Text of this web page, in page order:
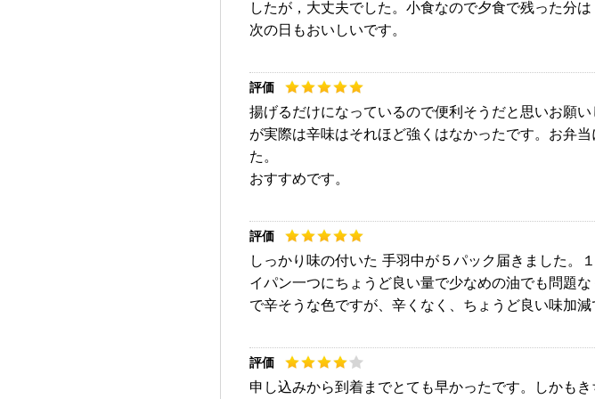
したが，大丈夫でした。小食なので夕食で残った分
次の日もおいしいです。
揚げるだけになっているので便利そうだと思いお願
が実際は辛味はそれほど強くはなかったです。お弁
た。
おすすめです。
しっかり味の付いた 手羽中が５パック届きました。
イパン一つにちょうど良い量で少なめの油でも問題
で辛そうな色ですが、辛くなく、ちょうど良い味加
申し込みから到着までとても早かったです。しかも